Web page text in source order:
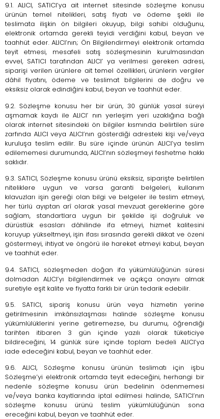
9.1. ALICI, SATICI’ya ait internet sitesinde sözleşme konusu
ürünün temel nitelikleri, satış fiyatı ve ödeme şekli ile
teslimata ilişkin ön bilgileri okuyup, bilgi sahibi olduğunu,
elektronik ortamda gerekli teyidi verdiğini kabul, beyan ve
taahhüt eder. ALICI’nın; Ön Bilgilendirmeyi elektronik ortamda
teyit etmesi, mesafeli satış sözleşmesinin kurulmasından
evvel, SATICI tarafından ALICI’ ya verilmesi gereken adresi,
siparişi verilen ürünlere ait temel özellikleri, ürünlerin vergiler
dâhil fiyatını, ödeme ve teslimat bilgilerini de doğru ve
eksiksiz olarak edindiğini kabul, beyan ve taahhüt eder.
9.2. Sözleşme konusu her bir ürün, 30 günlük yasal süreyi
aşmamak kaydı ile ALICI’ nın yerleşim yeri uzaklığına bağlı
olarak internet sitesindeki ön bilgiler kısmında belirtilen süre
zarfında ALICI veya ALICI’nın gösterdiği adresteki kişi ve/veya
kuruluşa teslim edilir. Bu süre içinde ürünün ALICI’ya teslim
edilememesi durumunda, ALICI’nın sözleşmeyi feshetme hakkı
saklıdır.
9.3. SATICI, Sözleşme konusu ürünü eksiksiz, siparişte belirtilen
niteliklere uygun ve varsa garanti belgeleri, kullanım
kılavuzları işin gereği olan bilgi ve belgeler ile teslim etmeyi,
her türlü ayıptan arî olarak yasal mevzuat gereklerine göre
sağlam, standartlara uygun bir şekilde işi doğruluk ve
dürüstlük esasları dâhilinde ifa etmeyi, hizmet kalitesini
koruyup yükseltmeyi, işin ifası sırasında gerekli dikkat ve özeni
göstermeyi, ihtiyat ve öngörü ile hareket etmeyi kabul, beyan
ve taahhüt eder.
9.4. SATICI, sözleşmeden doğan ifa yükümlülüğünün süresi
dolmadan ALICI’yı bilgilendirmek ve açıkça onayını almak
suretiyle eşit kalite ve fiyatta farklı bir ürün tedarik edebilir.
9.5. SATICI, sipariş konusu ürün veya hizmetin yerine
getirilmesinin imkânsızlaşması halinde sözleşme konusu
yükümlülüklerini yerine getiremezse, bu durumu, öğrendiği
tarihten itibaren 3 gün içinde yazılı olarak tüketiciye
bildireceğini, 14 günlük süre içinde toplam bedeli ALICI’ya
iade edeceğini kabul, beyan ve taahhüt eder.
9.6. ALICI, Sözleşme konusu ürünün teslimatı için işbu
Sözleşme’yi elektronik ortamda teyit edeceğini, herhangi bir
nedenle sözleşme konusu ürün bedelinin ödenmemesi
ve/veya banka kayıtlarında iptal edilmesi halinde, SATICI’nın
sözleşme konusu ürünü teslim yükümlülüğünün sona
ereceğini kabul, beyan ve taahhüt eder.